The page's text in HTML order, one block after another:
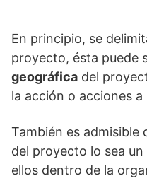
En principio, se
proyecto, ésta puede
geográfica del
la acción o acciones a
También es admisible
del proyecto lo sea
ellos dentro de la